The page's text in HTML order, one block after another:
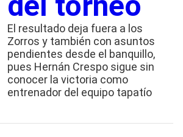
El resultado deja fuera a los
Zorros y también con asuntos
pendientes desde el banquillo,
pues Hernán Crespo sigue sin
conocer la victoria como
entrenador del equipo tapatío